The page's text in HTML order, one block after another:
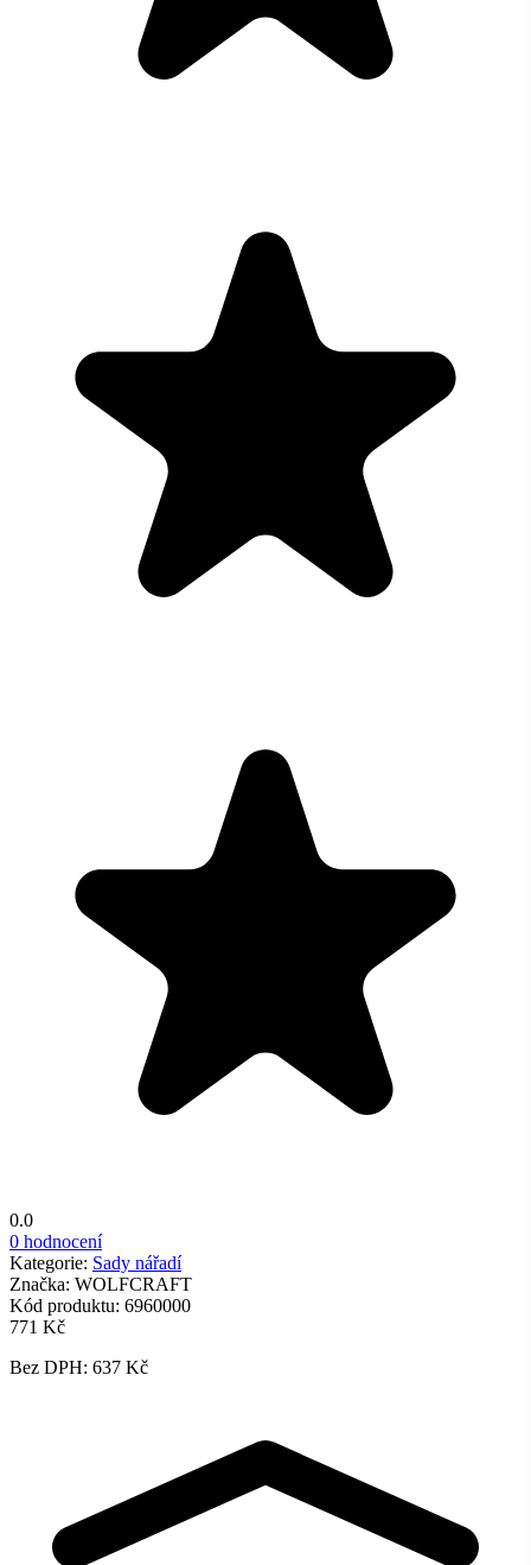
0.0
0 hodnocení
Kategorie: Sady nářadí
Značka: WOLFCRAFT
Kód produktu: 6960000
771 Kč
Bez DPH: 637 Kč